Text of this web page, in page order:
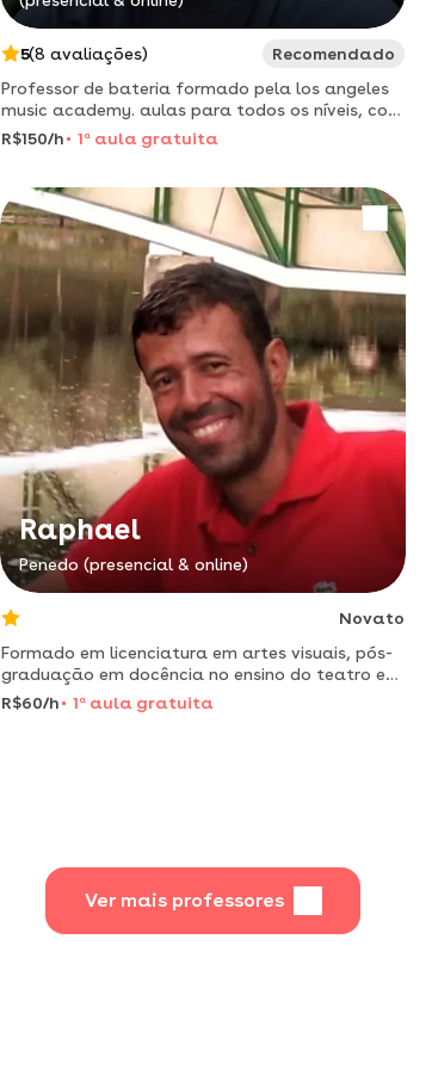
5(8 avaliações)
Recomendado
Professor de bateria formado pela los angeles
music academy. aulas para todos os níveis, com
técnica, improvisação e estilos variados.
R$150/h 1 a aula gratuita
Raphael
Penedo (presencial & online)
Novato
Formado em licenciatura em artes visuais, pós-
graduação em docência no ensino do teatro e
pós-graduação em docência no ensino religioso.
R$60/h 1 a aula gratuita
Ver mais professores